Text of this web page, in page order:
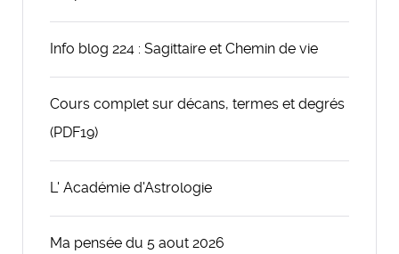
Info blog 224 : Sagittaire et Chemin de vie
Cours complet sur décans, termes et degrés
(PDF19)
L' Académie d'Astrologie
Ma pensée du 5 aout 2026